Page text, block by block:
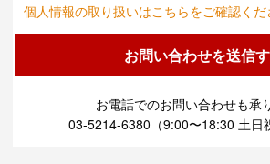
個人情報の取り扱いはこちらをご確認くだ
お電話でのお問い合わせも承
03-5214-6380（9:00〜18:30 土日